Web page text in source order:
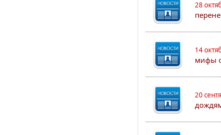
28
14
мифы
20